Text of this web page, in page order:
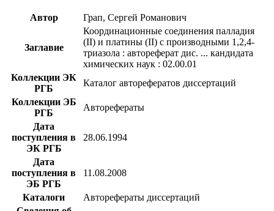
Автор Грап, Сергей Романович
Заглавие
Координационные соединения палладия
(II) и платины (II) с производными 1,2,4-
триазола : автореферат дис. ... кандидата
химических наук : 02.00.01
Коллекции ЭК
РГБ
Каталог авторефератов диссертаций
Коллекции ЭБ
РГБ
Авторефераты
Дата
поступления в
ЭК РГБ
28.06.1994
Дата
поступления в
ЭБ РГБ
11.08.2008
Каталоги
Авторефераты диссертаций